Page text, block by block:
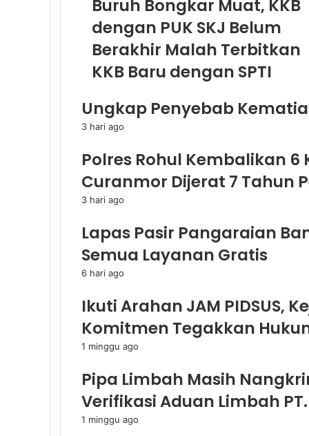
Buruh Bongkar Muat, KKB
dengan PUK SKJ Belum
Berakhir Malah Terbitkan
KKB Baru dengan SPTI
Ungkap Penyebab
3 hari ago
Polres Rohul Kembalikan
Curanmor Dijerat 7 Tahun
3 hari ago
Lapas Pasir Pangaraian
Semua Layanan Gratis
6 hari ago
Ikuti Arahan JAM PIDSUS,
Komitmen Tegakkan
1 minggu ago
Pipa Limbah Masih
Verifikasi Aduan Limbah
1 minggu ago